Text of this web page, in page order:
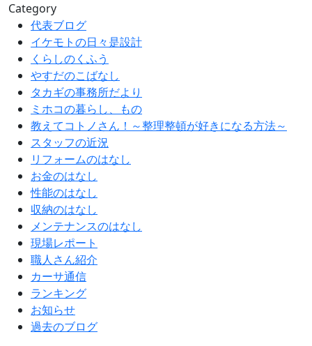
Category
代表ブログ
イケモトの日々是設計
くらしのくふう
やすだのこばなし
タカギの事務所だより
ミホコの暮らし、もの
教えてコトノさん！～整理整頓が好きになる方法～
スタッフの近況
リフォームのはなし
お金のはなし
性能のはなし
収納のはなし
メンテナンスのはなし
現場レポート
職人さん紹介
カーサ通信
ランキング
お知らせ
過去のブログ